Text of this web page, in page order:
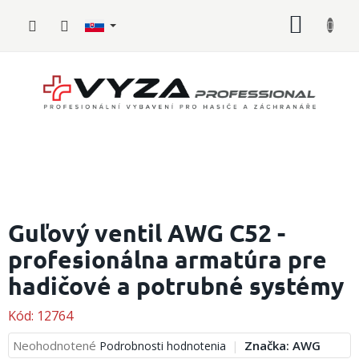
Požiarny
šport
vybavenie
Oblečenie,
Guľový ventil AWG C52 -
profesionálna armatúra pre
hadičové a potrubné systémy
Kód: 12764
Priemerné
Neohodnotené Podrobnosti hodnotenia Značka: AWG